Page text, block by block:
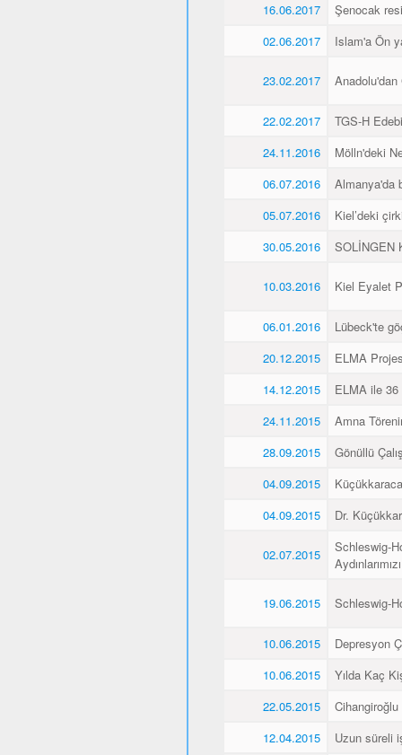
16.06.2017
Şenocak
02.06.2017
Islam'a Ön
23.02.2017
22.02.2017
TGS-H
24.11.2016
Mölln'deki
06.07.2016
Almanya'da
05.07.2016
Kiel’deki
30.05.2016
SOLİNGEN
10.03.2016 Kiel Eyalet
06.01.2016
Lübeck'te
20.12.2015
ELMA
14.12.2015
ELMA ile
24.11.2015
Amna
28.09.2015
Gönüllü
04.09.2015
04.09.2015
Dr.
02.07.2015
Schleswig-
19.06.2015 Schleswig-
10.06.2015
Depresyon
10.06.2015
Yılda Kaç
22.05.2015
12.04.2015
Uzun süreli